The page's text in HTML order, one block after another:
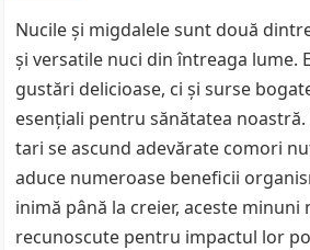
Nucile și migdalele sunt două
și versatile nuci din întreaga lume.
gustări delicioase, ci și surse
esențiali pentru sănătatea
tari se ascund adevărate comori
aduce numeroase beneficii
inimă până la creier, aceste
recunoscute pentru impactul lor